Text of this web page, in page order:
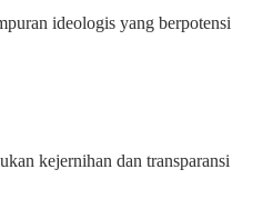
ideologis yang berpotensi
kejernihan dan transparansi